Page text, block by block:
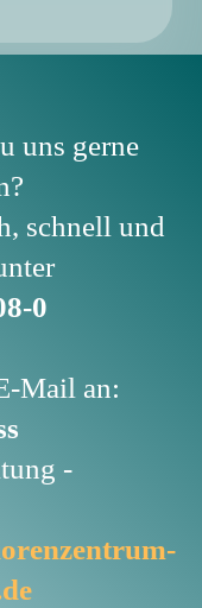
uns gerne
schnell und
0
Mail an:
-